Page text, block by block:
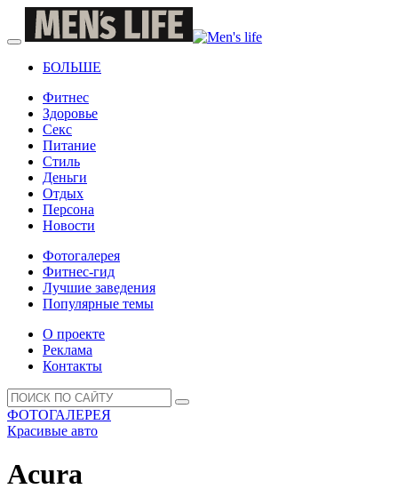
БОЛЬШЕ
Фитнес
Здоровье
Секс
Питание
Стиль
Деньги
Отдых
Персона
Новости
Фотогалерея
Фитнес-гид
Лучшие заведения
Популярные темы
О проекте
Реклама
Контакты
ФОТОГАЛЕРЕЯ
Красивые авто
Acura